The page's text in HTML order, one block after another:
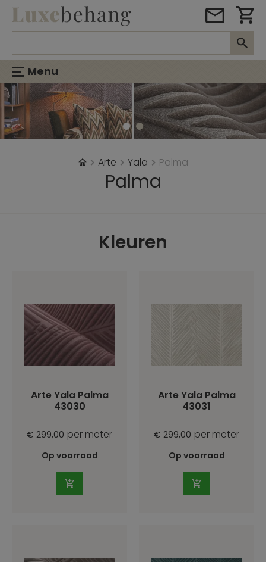
Menu
Arte Yala Palma
Palma
Kleuren
Arte Yala Palma
43030
€ 299,00 per meter
Op voorraad
Arte Yala Palma
43031
€ 299,00 per meter
Op voorraad